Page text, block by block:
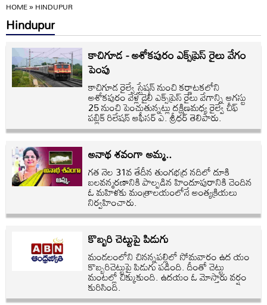
HOME»HINDUPUR
Hindupur
కాచిగూడ - అశోకపురం ఎక్స్‌ప్రెస్‌ రైలు వేగం
పెంపు
కాచిగూడ రైల్వే స్టేషన్‌ నుంచి కర్ణాటకలోని
అశోకపురం వెళ్లే డైలీ ఎక్స్‌ప్రెస్‌ రైలు వేగాన్ని ఆగస్టు
25 నుంచి పెంచుతున్నట్లు దక్షిణమధ్య రైల్వే చీఫ్‌
పబ్లిక్‌ రిలేషన్‌ ఆఫీసర్‌ ఎ. శ్రీధర్‌ తెలిపారు.
అనాథ శవంగా అమ్మ..
గత నెల 31వ తేదీన తుంగభద్ర నదిలో దూకి
బలవన్మరణానికి పాల్పడిన హిందూపురానికి చెందిన
ఓ మహిళకు మంత్రాలయంలోనే అంత్యక్రియలు
నిర్వహించారు.
కొబ్బరి చెట్టుపై పిడుగు
మండలంలోని చినన్నపల్లిలో సోమవారం ఉద యం
కొబ్బరిచెట్టుపై పిడుగు పడింది. దీంతో చెట్టు
మంటల్లో చిక్కుకుంది. ఉదయం ఓ మోస్తారు వర్షం
కురిసింది.